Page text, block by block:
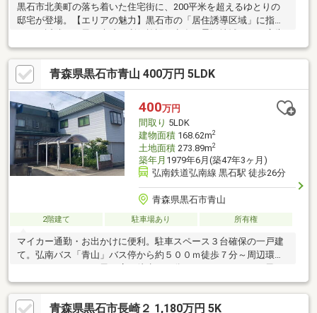
黒石市北美町の落ち着いた住宅街に、200平米を超えるゆとりの
邸宅が登場。【エリアの魅力】黒石市の「居住誘導区域」に指定
禁止地区に該当し、美しい街並みが守られたエリアです。【充実
の室内設備】・26.85帖の開放感あふれるLDK・12.95帖の大型物
置＆各所納戸ですばらしい収納力・朝の混雑を緩和する計3箇所の
トイレ・冬場も安心な風除室を設置※下水は浄化槽を利用する形
式です。※地図システム上の表示と現地の状況が異なる場合があ
るため、日当たりや周辺施設への正確な距離などは、ぜひ現地見
学にて直接お確かめください。
青森県黒石市青山 400万円 5LDK
400万円
間取り 5LDK
建物面積168.62m2
土地面積273.89m2
築年月 1979年6月(築47年3ヶ月)
弘南鉄道弘南線 黒石駅 徒歩26分
青森県黒石市青山
2階建て 駐車場あり 所有権
マイカー通勤・お出かけに便利。駐車スペース３台確保の一戸建
て。弘南バス「青山」バス停から約５００ｍ徒歩７分～周辺環境
あけぼの町店 徒歩５分・黒石中学校 徒歩２５分・六郷小学
校 徒歩３４分
青森県黒石市長崎２ 1,180万円 5K